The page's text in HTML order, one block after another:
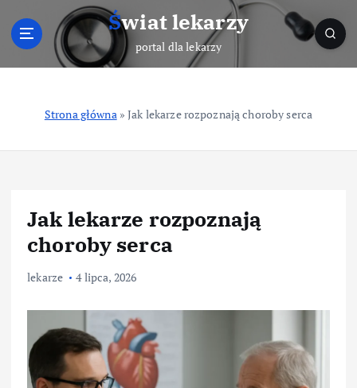
n
Świat lekarzy
portal dla lekarzy
Strona główna»Jak lekarze rozpoznają choroby serca
Jak lekarze rozpoznają
choroby serca
lekarze 4 lipca, 2026